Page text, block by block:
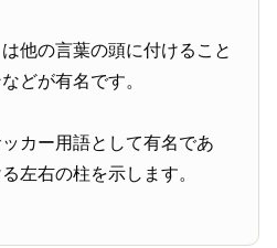
は他の言葉の頭に付けること
どが有名です。
カー用語として有名であ
左右の柱を示します。